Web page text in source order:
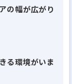
をしっかり評
目指す職場風
の幅が広がり
る環境がいま